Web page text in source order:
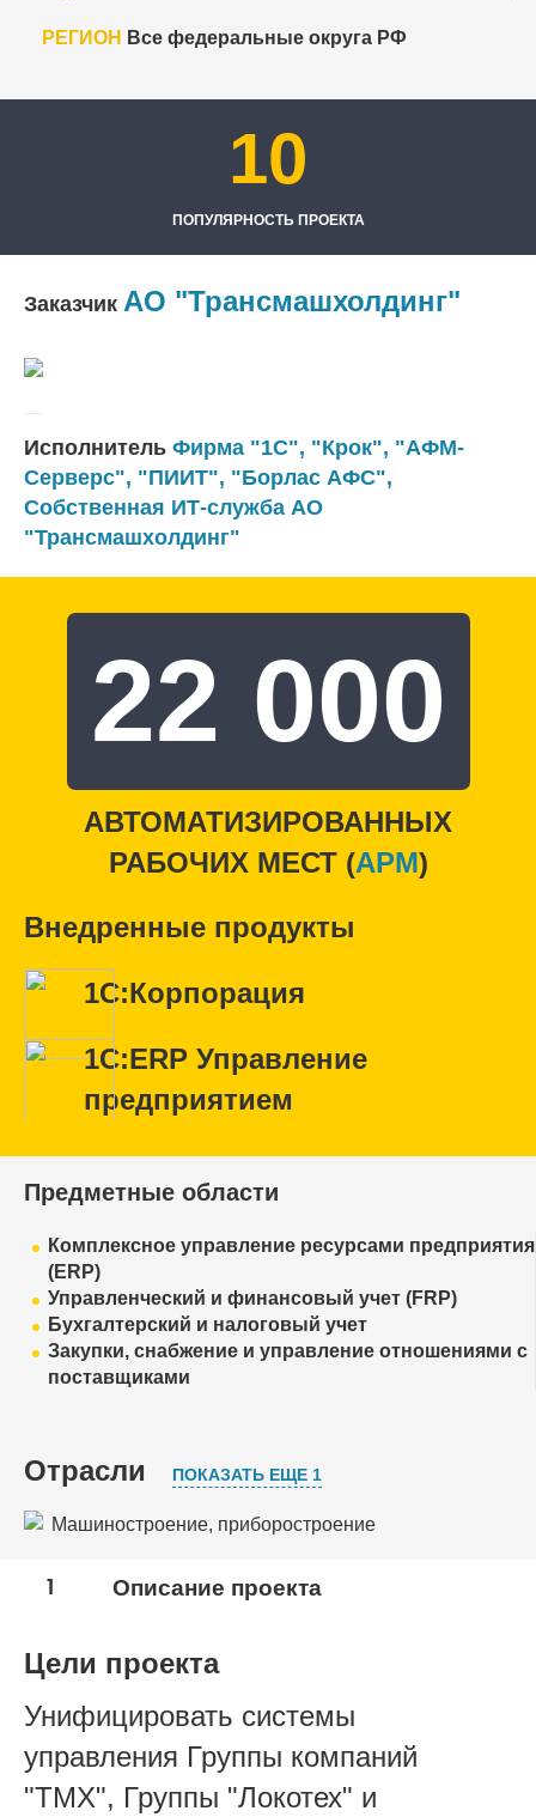
РЕГИОН Все федеральные округа РФ
10
ПОПУЛЯРНОСТЬ ПРОЕКТА
Заказчик АО "Трансмашхолдинг"
Исполнитель Фирма "1С", "Крок", "АФМ-
Серверс", "ПИИТ", "Борлас АФС",
Собственная ИТ-служба АО
"Трансмашхолдинг"
22 000
АВТОМАТИЗИРОВАННЫХ
РАБОЧИХ МЕСТ (APM)
Внедренные продукты
1С:Корпорация
1С:ERP Управление
предприятием
Предметные области
Комплексное управление ресурсами предприятия
(ERP)
Управленческий и финансовый учет (FRP)
Бухгалтерский и налоговый учет
Закупки, снабжение и управление отношениями с
поставщиками
Отрасли ПОКАЗАТЬ ЕЩЕ 1
Машиностроение, приборостроение
Транспорт и логистика
1 Описание проекта
Цели проекта
Унифицировать системы
управления Группы компаний
"ТМХ", Группы "Локотех" и